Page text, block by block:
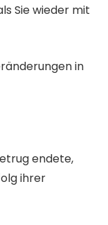
Sie wieder mit
in
endete,
ihrer